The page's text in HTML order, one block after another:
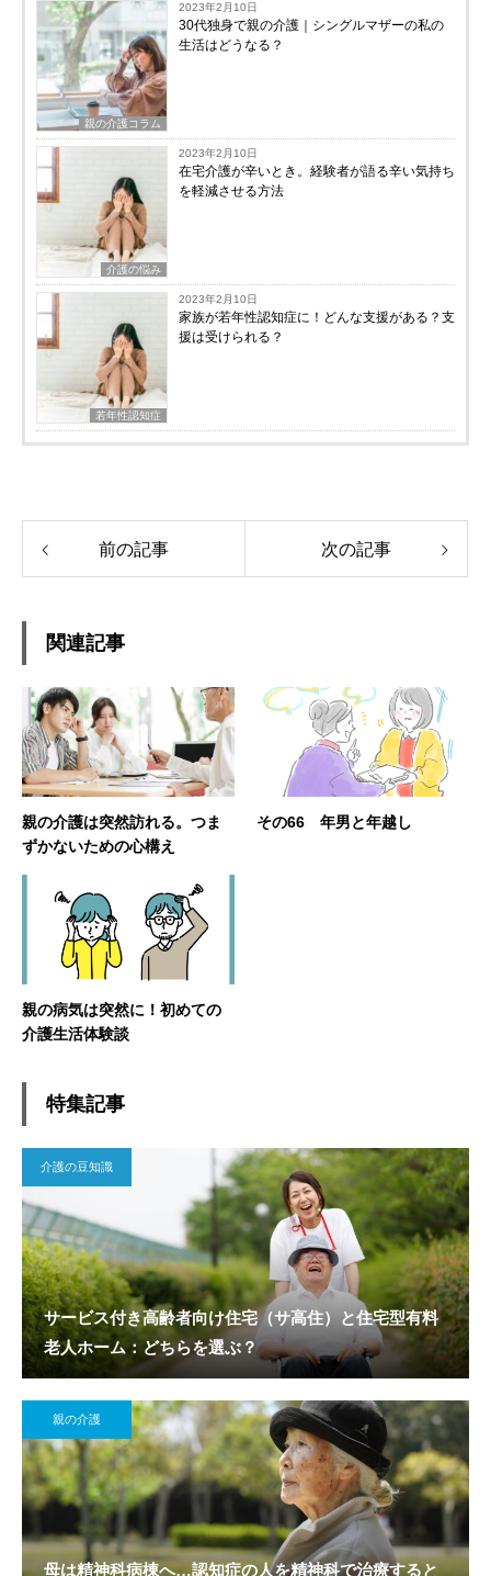
親の介護コラム
2023年2月10日
30代独身で親の介護｜シングルマザーの私の
生活はどうなる？
介護の悩み
2023年2月10日
在宅介護が辛いとき。経験者が語る辛い気持ち
を軽減させる方法
若年性認知症
2023年2月10日
家族が若年性認知症に！どんな支援がある？支
援は受けられる？
前の記事 次の記事
関連記事
親の介護は突然訪れる。つま
ずかないための心構え
その66 年男と年越し
親の病気は突然に！初めての
介護生活体験談
特集記事
介護の豆知識
サービス付き高齢者向け住宅（サ高住）と住宅型有料
老人ホーム：どちらを選ぶ？
親の介護
母は精神科病棟へ…認知症の人を精神科で治療すると